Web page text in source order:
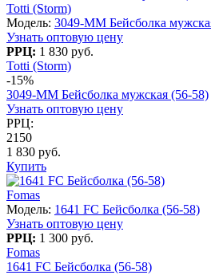
Totti (Storm)
Модель: 3049-MM Бейсболка
Узнать оптовую цену
РРЦ: 1 830 руб.
Totti (Storm)
-15%
3049-MM Бейсболка мужская (56-58)
Узнать оптовую цену
РРЦ:
2150
1 830 руб.
Купить
Fomas
Модель: 1641 FC Бейсболка (56-58)
Узнать оптовую цену
РРЦ: 1 300 руб.
Fomas
1641 FC Бейсболка (56-58)